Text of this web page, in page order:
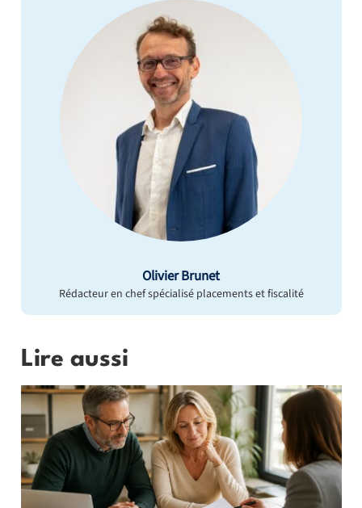
Olivier Brunet
Rédacteur en chef spécialisé placements et fiscalité
Lire aussi